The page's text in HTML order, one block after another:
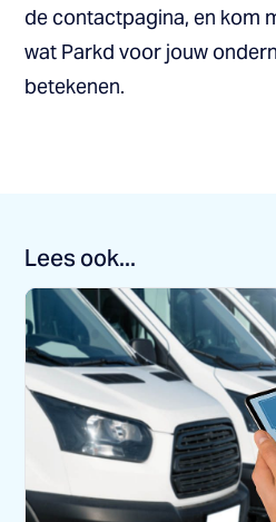
de contactpagina, en kom
wat Parkd voor jouw
betekenen.
Lees ook...